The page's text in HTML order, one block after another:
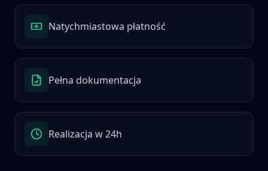
Natychmiastowa płatność
Pełna dokumentacja
Realizacja w 24h